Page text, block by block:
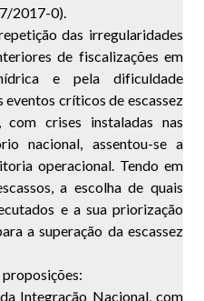
2017-0).
das irregularidades
de fiscalizações em
e pela dificuldade
críticos de escassez
crises instaladas nas
nacional, assentou-se a
operacional. Tendo em
a escolha de quais
e a sua priorização
a superação da escassez
Integração Nacional, com